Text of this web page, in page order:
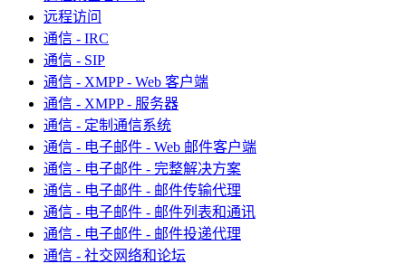
远程访问
通信 - IRC
通信 - SIP
通信 - XMPP - Web 客户端
通信 - XMPP - 服务器
通信 - 定制通信系统
通信 - 电子邮件 - Web 邮件客户端
通信 - 电子邮件 - 完整解决方案
通信 - 电子邮件 - 邮件传输代理
通信 - 电子邮件 - 邮件列表和通讯
通信 - 电子邮件 - 邮件投递代理
通信 - 社交网络和论坛